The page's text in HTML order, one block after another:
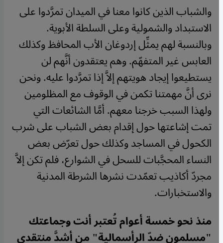
والشباب الذين كانوا معنا في الميدان تمرَّدوا على
الاستبداد والشمولية وعلى السلطة الأبوية.
وبالنسبة لهم يمثِّل إردوغان الأب المحافظ وكذلك
العابس غير المتفهّم. وهم يعتقدون أنَّهم لن
يستطيعوا إيجاد هويتهم إلاَّ إذا تمرَّدوا عليه. ونحن
نرى أنَّ مهمتنا تكمن في الوقوف مع المظلومين
ولهذا السبب خرجنا معهم. أمَّا الشائعات التي
تمت إشاعتها حول إقدام بعض الشباب على شرب
الكحول في المساجد وكذلك حول تعرّض بعض
النساء المحجَّبات للسحل في الشوارع، فلم تكن إلاَّ
مجردّ أكاذيب تعمّدت نشرها الشرطة المدنية
والاستخبارات.
منذ نحو خمسة أعوام تُعتبر أنت وجماعتك
"مسلمون ضدّ الرأسمالية" من أشدَّ منتقدي